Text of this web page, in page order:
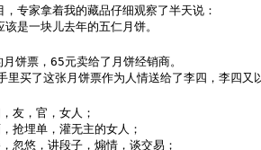
专家拿着我的藏品仔细观察了半天说：
是一块儿去年的五仁月饼。
饼票，65元卖给了月饼经销商。
里买了这张月饼票作为人情送给了李四，李四
友，官，女人；
抢埋单，灌无主的女人；
忽悠，讲段子，煽情，谈交易；